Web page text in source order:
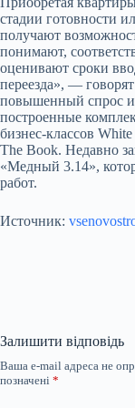
стадии готовности
получают
понимают,
оценивают сроки
переезда», —
повышенный спрос и
построенные
бизнес-классов
The Book. Недавно
«Медный 3.14»,
работ.
Источник:
Залишити відповідь
Ваша e-mail адреса не
позначені *